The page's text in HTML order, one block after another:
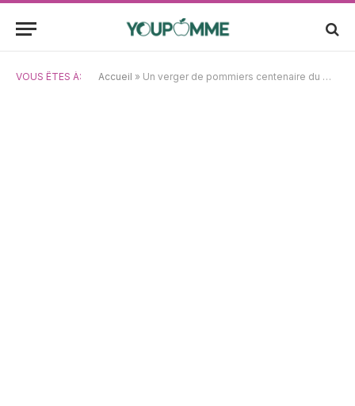
VOUS ÊTES À: Accueil » Un verger de pommiers centenaire du Michigan décroche l’or au concours de cidre